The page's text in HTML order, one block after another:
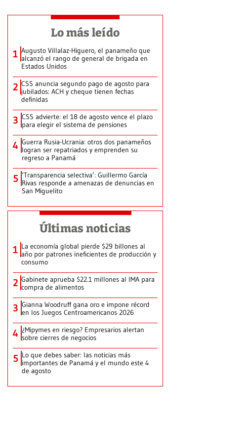
Lo más leído
1 Augusto Villalaz-Higuero, el panameño que
alcanzó el rango de general de brigada en
Estados Unidos
2 CSS anuncia segundo pago de agosto para
jubilados: ACH y cheque tienen fechas
definidas
3 CSS advierte: el 18 de agosto vence el plazo
para elegir el sistema de pensiones
4 Guerra Rusia-Ucrania: otros dos panameños
logran ser repatriados y emprenden su
regreso a Panamá
5 ‘Transparencia selectiva’: Guillermo García
Rivas responde a amenazas de denuncias en
San Miguelito
Últimas noticias
1 La economía global pierde $29 billones al
año por patrones ineficientes de producción y
consumo
2 Gabinete aprueba $22.1 millones al IMA para
compra de alimentos
3 Gianna Woodruff gana oro e impone récord
en los Juegos Centroamericanos 2026
4 ¿Mipymes en riesgo? Empresarios alertan
sobre cierres de negocios
5 Lo que debes saber: las noticias más
importantes de Panamá y el mundo este 4
de agosto